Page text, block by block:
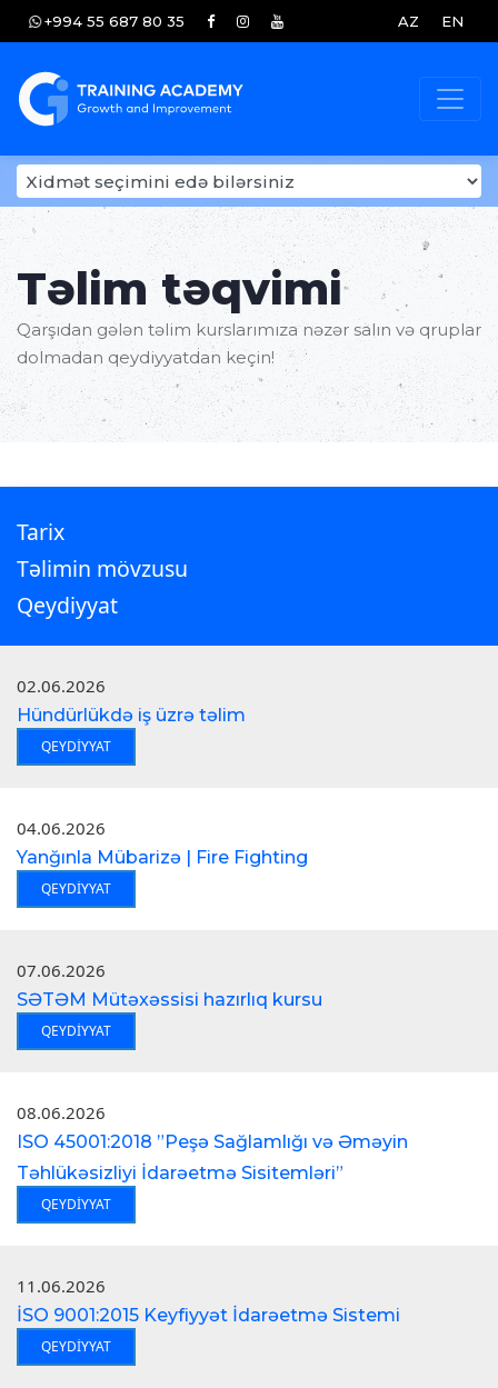
+994 55 687 80 35 AZ EN
Təlim təqvimi
Qarşıdan gələn təlim kurslarımıza nəzər salın və qruplar
dolmadan qeydiyyatdan keçin!
Tarix
Təlimin mövzusu
Qeydiyyat
02.06.2026
Hündürlükdə iş üzrə təlim
QEYDIYYAT
04.06.2026
Yanğınla Mübarizə | Fire Fighting
QEYDIYYAT
07.06.2026
SƏTƏM Mütəxəssisi hazırlıq kursu
QEYDIYYAT
08.06.2026
ISO 45001:2018 ”Peşə Sağlamlığı və Əməyin
Təhlükəsizliyi İdarəetmə Sisitemləri”
QEYDIYYAT
11.06.2026
İSO 9001:2015 Keyfiyyət İdarəetmə Sistemi
QEYDIYYAT